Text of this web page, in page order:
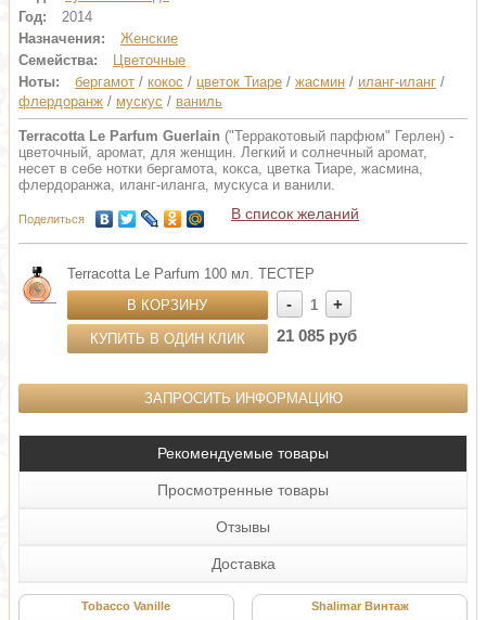
Год:
2014
Назначения:
Женские
Семейства:
Цветочные
Ноты:
бергамот / кокос / цветок Тиаре / жасмин / иланг-иланг /
флердоранж / мускус / ваниль
Terracotta Le Parfum Guerlain ("Терракотовый парфюм" Герлен) -
цветочный, аромат, для женщин. Легкий и солнечный аромат,
несет в себе нотки бергамота, кокса, цветка Тиаре, жасмина,
флердоранжа, иланг-иланга, мускуса и ванили.
Поделиться В список желаний
Terracotta Le Parfum 100 мл. ТЕСТЕР
В КОРЗИНУ
КУПИТЬ В ОДИН КЛИК
- 1
+
21 085 руб
ЗАПРОСИТЬ ИНФОРМАЦИЮ
Рекомендуемые товары
Просмотренные товары
Отзывы
Доставка
Tobacco Vanille Shalimar Винтаж